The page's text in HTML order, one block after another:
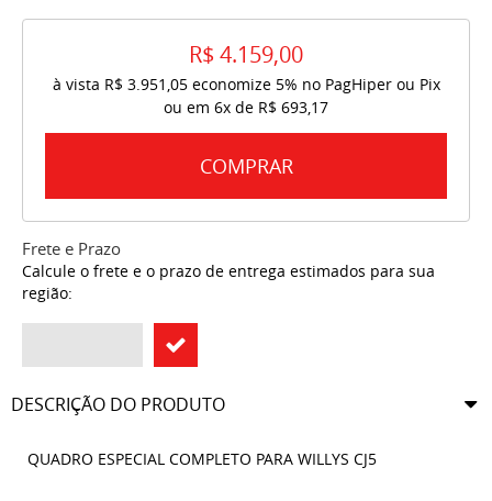
R$ 4.159,00
à vista R$ 3.951,05economize 5% no PagHiper ou Pix
ou em 6x de R$ 693,17
COMPRAR
Frete e Prazo
Calcule o frete e o prazo de entrega estimados para sua
região:
DESCRIÇÃO DO PRODUTO
QUADRO ESPECIAL COMPLETO PARA WILLYS CJ5